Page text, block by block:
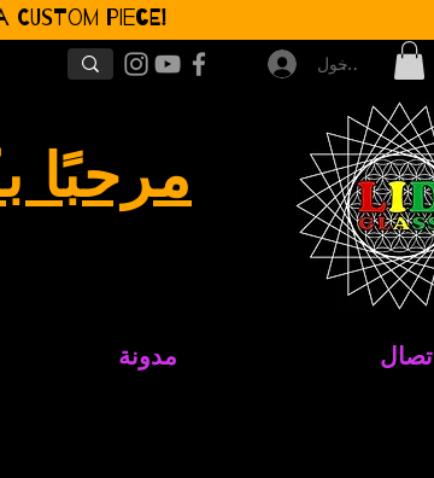
Piece!
تسجيل الدخول
مرحبًا
مدونة اتصال